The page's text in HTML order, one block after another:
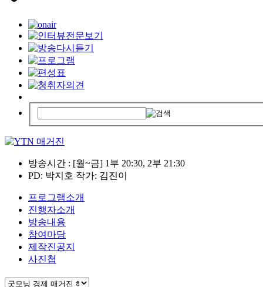
방송시간 : [월~금] 1부 20:30, 2부 21:30
PD: 박지호 작가: 김진이
프로그램소개
진행자소개
방송내용
참여마당
제작진공지
사진첩